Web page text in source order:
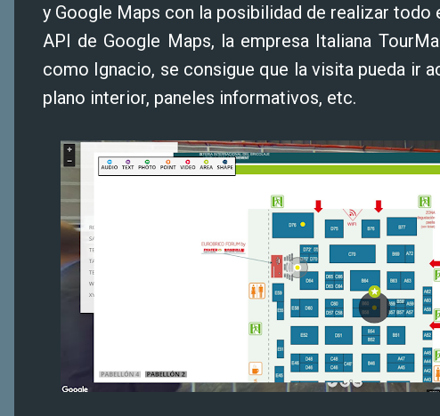
y Google Maps con la posibilidad de realizar
API de Google Maps, la empresa Italiana
como Ignacio, se consigue que la visita pueda ir
plano interior, paneles informativos, etc.